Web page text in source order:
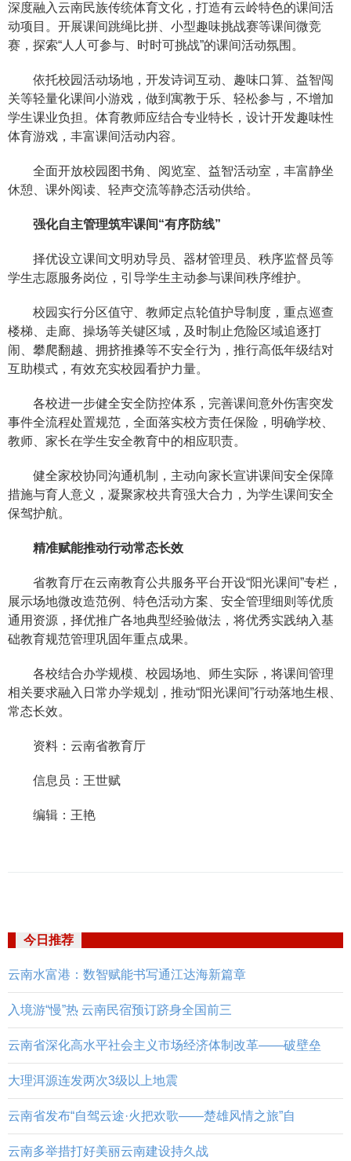
深度融入云南民族传统体育文化，打造有云岭特色的课间活
动项目。开展课间跳绳比拼、小型趣味挑战赛等课间微竞
赛，探索“人人可参与、时时可挑战”的课间活动氛围。
依托校园活动场地，开发诗词互动、趣味口算、益智闯
关等轻量化课间小游戏，做到寓教于乐、轻松参与，不增加
学生课业负担。体育教师应结合专业特长，设计开发趣味性
体育游戏，丰富课间活动内容。
全面开放校园图书角、阅览室、益智活动室，丰富静坐
休憩、课外阅读、轻声交流等静态活动供给。
强化自主管理筑牢课间“有序防线”
择优设立课间文明劝导员、器材管理员、秩序监督员等
学生志愿服务岗位，引导学生主动参与课间秩序维护。
校园实行分区值守、教师定点轮值护导制度，重点巡查
楼梯、走廊、操场等关键区域，及时制止危险区域追逐打
闹、攀爬翻越、拥挤推搡等不安全行为，推行高低年级结对
互助模式，有效充实校园看护力量。
各校进一步健全安全防控体系，完善课间意外伤害突发
事件全流程处置规范，全面落实校方责任保险，明确学校、
教师、家长在学生安全教育中的相应职责。
健全家校协同沟通机制，主动向家长宣讲课间安全保障
措施与育人意义，凝聚家校共育强大合力，为学生课间安全
保驾护航。
精准赋能推动行动常态长效
省教育厅在云南教育公共服务平台开设“阳光课间”专栏，
展示场地微改造范例、特色活动方案、安全管理细则等优质
通用资源，择优推广各地典型经验做法，将优秀实践纳入基
础教育规范管理巩固年重点成果。
各校结合办学规模、校园场地、师生实际，将课间管理
相关要求融入日常办学规划，推动“阳光课间”行动落地生根、
常态长效。
资料：云南省教育厅
信息员：王世赋
编辑：王艳
今日推荐
云南水富港：数智赋能书写通江达海新篇章
入境游“慢”热 云南民宿预订跻身全国前三
云南省深化高水平社会主义市场经济体制改革——破壁垒
大理洱源连发两次3级以上地震
云南省发布“自驾云途·火把欢歌——楚雄风情之旅”自
云南多举措打好美丽云南建设持久战